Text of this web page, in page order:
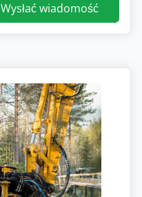
Wysłać wiadomość